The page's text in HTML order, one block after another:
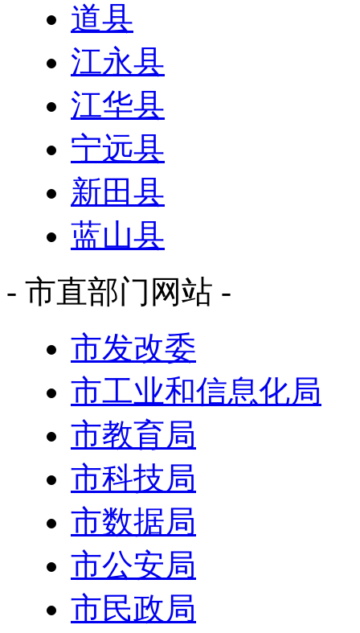
道县
江永县
江华县
宁远县
新田县
蓝山县
- 市直部门网站 -
市发改委
市工业和信息化局
市教育局
市科技局
市数据局
市公安局
市民政局